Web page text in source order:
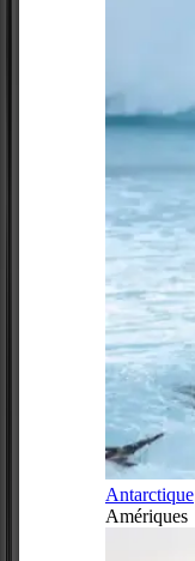
Antarctique
Amériques